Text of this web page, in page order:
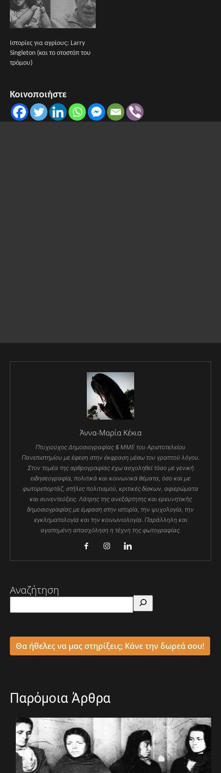
Ιστορίες για αγρίους: Larry
Singleton (και το οτοστόπ του
τρόμου)
Κοινοποιήστε
Άννα-Μαρία Κέκια
Πτυχιούχος Δημοσιογραφίας & ΜΜΕ του Αριστοτελείου
Πανεπιστημίου με έφεση στην έκφραση μέσω του γραπτού λόγου.
Στον τομέα της αρθρογραφίας έχω ασχοληθεί τόσο με γενική
ειδησεογραφία, πολιτικά και κοινωνικά θέματα, όσο και με
φωτορεπορτάζ, στήλες πολιτισμού, κριτικές δίσκων, αφιερώματα
και συνεντεύξεις. Λάτρης της ανεξάρτητης και ερευνητικής
δημοσιογραφίας με έμφαση στην ιστορία, την ψυχολογία, την
εγκληματολογία και την κοινωνιολογία. Παράλληλη και
αγαπημένη απασχόληση η τέχνη της φωτογραφίας.
Αναζήτηση
Θα ήθελες να μας στηρίξεις; Κάνε την δωρεά σου!
Παρόμοια Άρθρα